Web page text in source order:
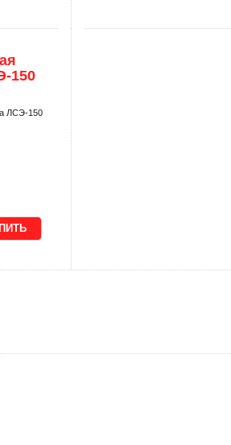
150
ЛСЭ-150